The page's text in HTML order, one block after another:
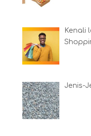
Kenali
Jenis-